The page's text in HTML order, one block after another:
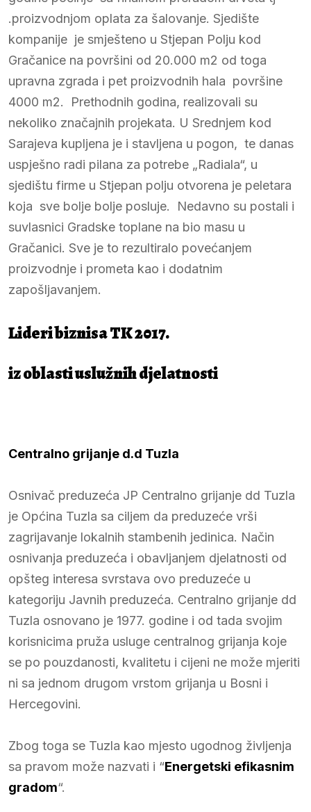
.proizvodnjom oplata za šalovanje. Sjedište
kompanije je smješteno u Stjepan Polju kod
Gračanice na površini od 20.000 m2 od toga
upravna zgrada i pet proizvodnih hala površine
4000 m2. Prethodnih godina, realizovali su
nekoliko značajnih projekata. U Srednjem kod
Sarajeva kupljena je i stavljena u pogon, te danas
uspješno radi pilana za potrebe „Radiala“, u
sjedištu firme u Stjepan polju otvorena je peletara
koja sve bolje bolje posluje. Nedavno su postali i
suvlasnici Gradske toplane na bio masu u
Gračanici. Sve je to rezultiralo povećanjem
proizvodnje i prometa kao i dodatnim
zapošljavanjem.
Lideri biznisa TK 2017.
iz oblasti uslužnih djelatnosti
Centralno grijanje d.d Tuzla
Osnivač preduzeća JP Centralno grijanje dd Tuzla
je Općina Tuzla sa ciljem da preduzeće vrši
zagrijavanje lokalnih stambenih jedinica. Način
osnivanja preduzeća i obavljanjem djelatnosti od
opšteg interesa svrstava ovo preduzeće u
kategoriju Javnih preduzeća. Centralno grijanje dd
Tuzla osnovano je 1977. godine i od tada svojim
korisnicima pruža usluge centralnog grijanja koje
se po pouzdanosti, kvalitetu i cijeni ne može mjeriti
ni sa jednom drugom vrstom grijanja u Bosni i
Hercegovini.
Zbog toga se Tuzla kao mjesto ugodnog življenja
sa pravom može nazvati i “Energetski efikasnim
gradom“.